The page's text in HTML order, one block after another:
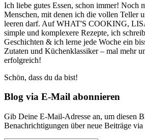
Ich liebe gutes Essen, schon immer! Noch
Menschen, mit denen ich die vollen Teller
leeren darf. Auf WHAT'S COOKING,
simple und komplexere Rezepte, ich
Geschichten & ich lerne jede Woche ein
Zutaten und Küchenklassiker – mal mehr
erfolgreich!
Schön, dass du da bist!
Blog via E-Mail abonnieren
Gib Deine E-Mail-Adresse an, um diesen
Benachrichtigungen über neue Beiträge